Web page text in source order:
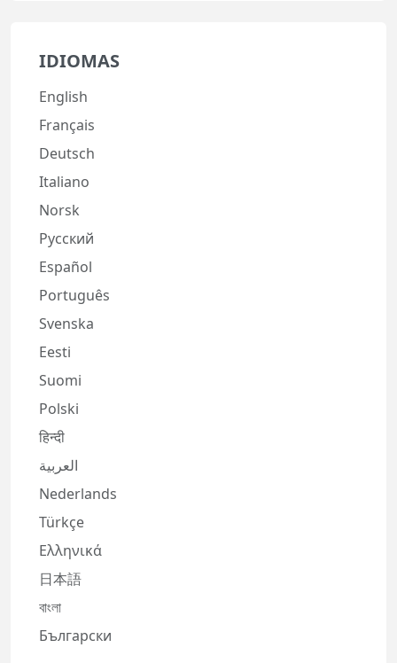
IDIOMAS
English
Français
Deutsch
Italiano
Norsk
Русский
Español
Português
Svenska
Eesti
Suomi
Polski
हिन्दी
العربية
Nederlands
Türkçe
Ελληνικά
日本語
বাংলা
Български